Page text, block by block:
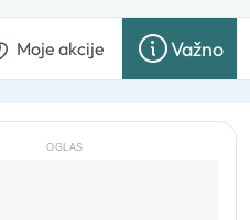
Moje akcije Važno
OGLAS